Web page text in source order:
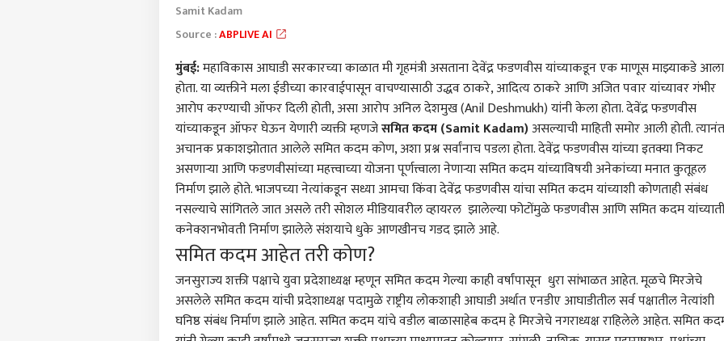
Samit Kadam
Source :ABPLIVE AI
मुंबई:महाविकास आघाडी सरकारच्या काळात मी गृहमंत्री असताना देवेंद्र फडणवीस यांच्याकडून एक माणूस माझ्याकडे आला
होता. या व्यक्तीने मला ईडीच्या कारवाईपासून वाचण्यासाठी उद्धव ठाकरे, आदित्य ठाकरे आणि अजित पवार यांच्यावर गंभीर
आरोप करण्याची ऑफर दिली होती, असा आरोप अनिल देशमुख (Anil Deshmukh) यांनी केला होता. देवेंद्र फडणवीस
यांच्याकडून ऑफर घेऊन येणारी व्यक्ती म्हणजेसमित कदम (Samit Kadam)असल्याची माहिती समोर आली होती.
अचानक प्रकाशझोतात आलेले समित कदम कोण, अशा प्रश्न सर्वांनाच पडला होता. देवेंद्र फडणवीस यांच्या इतक्या निकट
असणाऱ्या आणि फडणवीसांच्या महत्त्वाच्या योजना पूर्णत्त्वाला नेणाऱ्या समित कदम यांच्याविषयी अनेकांच्या मनात कुतूहल
निर्माण झाले होते. भाजपच्या नेत्यांकडून सध्या आमचा किंवा देवेंद्र फडणवीस यांचा समित कदम यांच्याशी कोणताही संबंध
नसल्याचे सांगितले जात असले तरी सोशल मीडियावरील व्हायरल झालेल्या फोटोंमुळे फडणवीस आणि समित कदम
कनेक्शनभोवती निर्माण झालेले संशयाचे धुके आणखीनच गडद झाले आहे.
समित कदम आहेत तरी कोण?
जनसुराज्य शक्ती पक्षाचे युवा प्रदेशाध्यक्ष म्हणून समित कदम गेल्या काही वर्षांपासून धुरा सांभाळत आहेत. मूळचे मिरजेचे
असलेले समित कदम यांची प्रदेशाध्यक्ष पदामुळे राष्ट्रीय लोकशाही आघाडी अर्थात एनडीए आघाडीतील सर्व पक्षातील नेत्यांशी
घनिष्ठ संबंध निर्माण झाले आहेत. समित कदम यांचे वडील बाळासाहेब कदम हे मिरजेचे नगराध्यक्ष राहिलेले आहेत. समित
हॅलो गेस्ट
आमच्यासोबत जाहिरात करा
पर्सनल कॉर्नर
टॉप आर्टिकल टॉप रील्स
भारत भारत भारत